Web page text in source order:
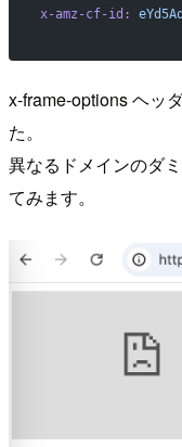
x-amz-cf-id:
x-frame-options ヘッ
た。
異なるドメインのダ
てみます。